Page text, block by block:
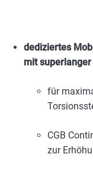
dediziertes
mit
für
CGB
zur